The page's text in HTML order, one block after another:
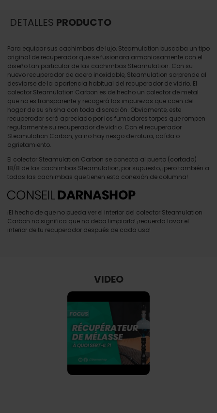
DETALLES PRODUCTO
Para equipar sus cachimbas de lujo, Steamulation buscaba un tipo
original de recuperador que se fusionara armoniosamente con el
diseño tan particular de las cachimbas Steamulation. Con su
nuevo recuperador de acero inoxidable, Steamulation sorprende al
desviarse de la apariencia habitual del recuperador de vidrio. El
colector Steamulation Carbon es de hecho un colector de metal
que no es transparente y recogerá las impurezas que caen del
hogar de su shisha con toda discreción. Obviamente, este
recuperador será apreciado por los fumadores torpes que rompen
regularmente su recuperador de vidrio. Con el recuperador
Steamulation Carbon, ya no hay riesgo de rotura, caída o
agrietamiento.
El colector Steamulation Carbon se conecta al puerto (cortado)
18/8 de las cachimbas Steamulation, por supuesto, ¡pero también a
todas las cachimbas que tienen esta conexión de columna!
¡El hecho de que no pueda ver el interior del colector Steamulation
Carbon no significa que no deba limpiarlo! ¡recuerda lavar el
interior de tu recuperador después de cada uso!
VIDEO